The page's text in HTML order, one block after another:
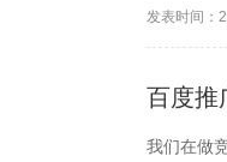
发表时间：
百度推
我们在做